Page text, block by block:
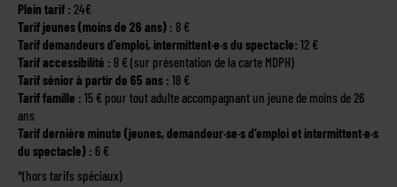
Plein tarif : 24€
Tarif jeunes (moins de 26 ans) : 8 €
Tarif demandeurs d’emploi, intermittent·e·s du spectacle: 12 €
Tarif accessibilité : 8 € (sur présentation de la carte MDPH)
Tarif sénior à partir de 65 ans : 18 €
Tarif famille : 15 € pour tout adulte accompagnant un jeune de moins de 26
ans
Tarif dernière minute (jeunes, demandeur·se·s d’emploi et intermittent·e·s
du spectacle) : 6 €
*(hors tarifs spéciaux)